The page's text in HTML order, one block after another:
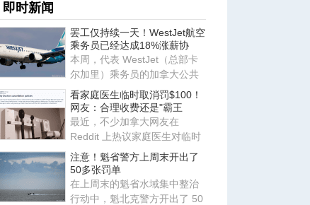
▌即时新闻
罢工仅持续一天！WestJet航空
乘务员已经达成18%涨薪协
本周，代表 WestJet（总部卡
尔加里）乘务员的加拿大公共
雇员工会（CUPE）公布新合约
初
看家庭医生临时取消罚$100！
网友：合理收费还是"霸王
最近，不少加拿大网友在
Reddit 上热议家庭医生对临时
取消预约收取费用，发现如今
大部
注意！魁省警方上周末开出了
50多张罚单
在上周末的魁省水域集中整治
行动中，魁北克警方开出了 50